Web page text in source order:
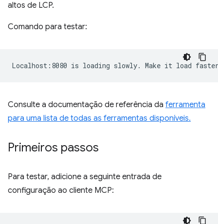
altos de LCP.
Comando para testar:
Consulte a documentação de referência da ferramenta
para uma lista de todas as ferramentas disponíveis.
Primeiros passos
Para testar, adicione a seguinte entrada de
configuração ao cliente MCP: